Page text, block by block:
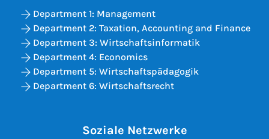
Department 1: Management
Department 2: Taxation, Accounting and Finance
Department 3: Wirtschaftsinformatik
Department 4: Economics
Department 5: Wirtschaftspädagogik
Department 6: Wirtschaftsrecht
Soziale Netzwerke